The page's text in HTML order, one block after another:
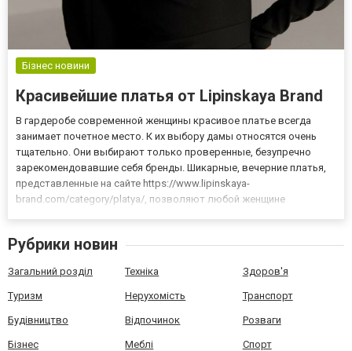
Бізнес новини
Красивейшие платья от Lipinskaya Brand
В гардеробе современной женщины красивое платье всегда
занимает почетное место. К их выбору дамы относятся очень
тщательно. Они выбирают только проверенные, безупречно
зарекомендовавшие себя бренды. Шикарные, вечерние платья,
представленные на сайте https://www.lipinskaya-
brand.com/category/platya/, позволяют любой женщине
с использованием оригинал...
Рубрики новин
Загальний розділ Техніка Здоров'я
Туризм Нерухомість Транспорт
Будівництво Відпочинок Розваги
Бізнес Меблі Спорт